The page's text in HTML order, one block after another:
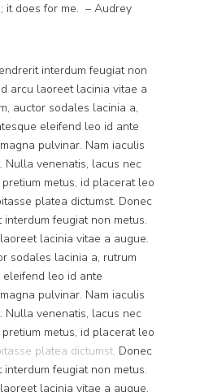
it does for me. – Audrey
interdum feugiat non
arcu laoreet lacinia vitae a
auctor sodales lacinia a,
eleifend leo id ante
pulvinar. Nam iaculis
Nulla venenatis, lacus nec
metus, id placerat leo
platea dictumst. Donec
feugiat non metus.
lacinia vitae a augue.
sodales lacinia a, rutrum
leo id ante
pulvinar. Nam iaculis
Nulla venenatis, lacus nec
metus, id placerat leo
platea dictumst. Donec
feugiat non metus.
lacinia vitae a augue.